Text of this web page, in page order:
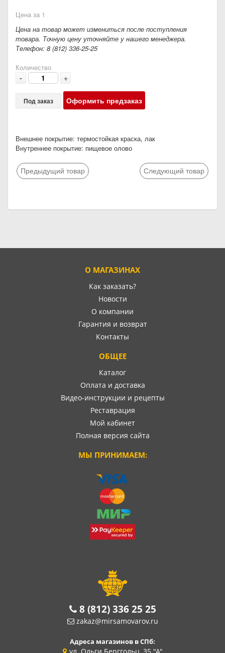
Цена за 1
Цена на товар может измениться после поступления
товара. Точную цену уточняйте у нашего менеджера.
Телефон: 8 (812) 336-25-25
Количество
- +
Под заказ Оформить предзаказ
Внешнее покрытие: термостойкая краска, лак
Внутреннее покрытие: пищевое олово
Предыдущий товар Следующий товар
О МАГАЗИНАХ
Как заказать?
Новости
О компании
Гарантия и возврат
Контакты
ОБЩЕЕ
Каталог
Оплата и доставка
Видео-инструкции и рецепты
Реставрация
Мой кабинет
Полная версия сайта
МЫ ПРИНИМАЕМ:
8 (812) 336 25 25
zakaz@mirsamovarov.ru
Адреса магазинов в СПб: